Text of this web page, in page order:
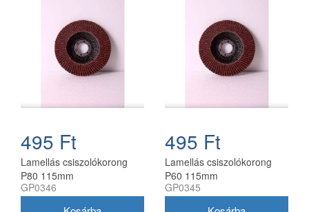
495 Ft
Lamellás csiszolókorong
P80 115mm
GP0346
495 Ft
Lamellás csiszolókorong
P60 115mm
GP0345